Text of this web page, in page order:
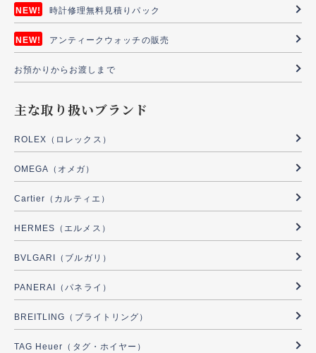
時計修理無料見積りパック
アンティークウォッチの販売
お預かりからお渡しまで
主な取り扱いブランド
ROLEX（ロレックス）
OMEGA（オメガ）
Cartier（カルティエ）
HERMES（エルメス）
BVLGARI（ブルガリ）
PANERAI（パネライ）
BREITLING（ブライトリング）
TAG Heuer（タグ・ホイヤー）